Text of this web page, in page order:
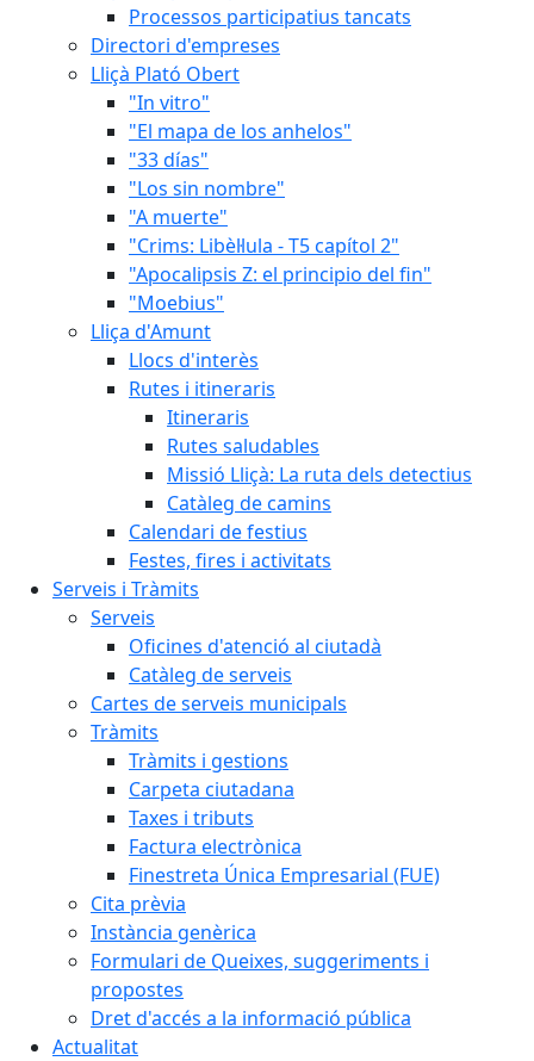
Processos participatius tancats
Directori d'empreses
Lliçà Plató Obert
"In vitro"
"El mapa de los anhelos"
"33 días"
"Los sin nombre"
"A muerte"
"Crims: Libèl·lula - T5 capítol 2"
"Apocalipsis Z: el principio del fin"
"Moebius"
Lliça d'Amunt
Llocs d'interès
Rutes i itineraris
Itineraris
Rutes saludables
Missió Lliçà: La ruta dels detectius
Catàleg de camins
Calendari de festius
Festes, fires i activitats
Serveis i Tràmits
Serveis
Oficines d'atenció al ciutadà
Catàleg de serveis
Cartes de serveis municipals
Tràmits
Tràmits i gestions
Carpeta ciutadana
Taxes i tributs
Factura electrònica
Finestreta Única Empresarial (FUE)
Cita prèvia
Instància genèrica
Formulari de Queixes, suggeriments i
propostes
Dret d'accés a la informació pública
Actualitat